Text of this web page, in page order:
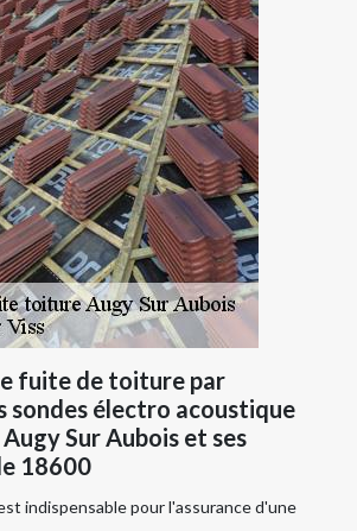
fuite de toiture par
sondes électro acoustique
Sur Aubois et ses
18600
indispensable pour l'assurance d'une